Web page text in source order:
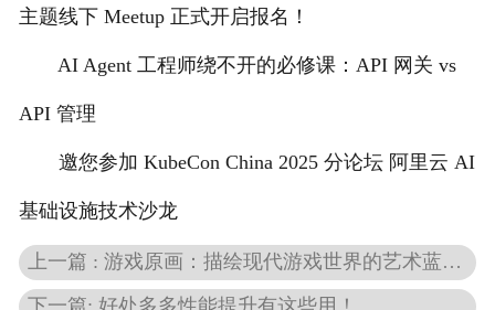
主题线下 Meetup 正式开启报名！
AI Agent 工程师绕不开的必修课：API 网关 vs
API 管理
邀您参加 KubeCon China 2025 分论坛 阿里云 AI
基础设施技术沙龙
上一篇 : 游戏原画：描绘现代游戏世界的艺术蓝图与创意舞台
下一篇: 好处多多性能提升有这些用！